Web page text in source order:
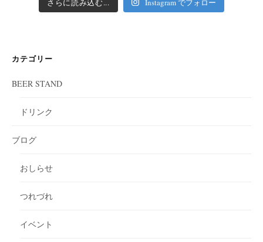
カテゴリー
BEER STAND
ドリンク
ブログ
おしらせ
つれづれ
イベント